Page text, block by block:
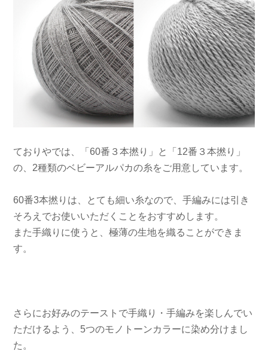
ておりやでは、「60番３本撚り」と「12番３本撚り」
の、2種類のベビーアルパカの糸をご用意しています。
60番3本撚りは、とても細い糸なので、手編みには引き
そろえでお使いいただくことをおすすめします。
また手織りに使うと、極薄の生地を織ることができま
す。
さらにお好みのテーストで手織り・手編みを楽しんでい
ただけるよう、5つのモノトーンカラーに染め分けまし
た。